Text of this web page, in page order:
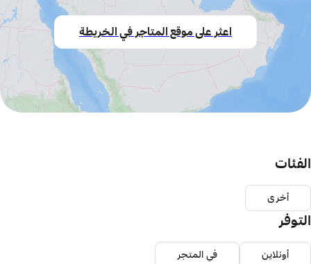
اعثر على موقع المتاجر في الخريطة
الفئات
أخرى
التوفر
أونلاين في المتجر